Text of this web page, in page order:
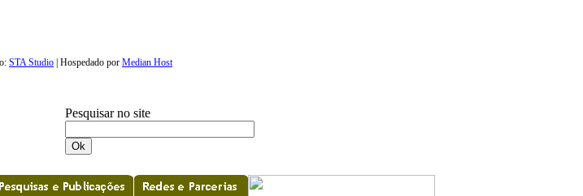
STA Studio | Hospedado por Median Host
Pesquisar no site